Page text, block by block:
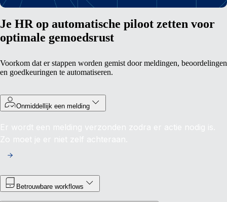
Je HR op automatische piloot zetten voor
optimale gemoedsrust
Voorkom dat er stappen worden gemist door meldingen, beoordelingen
en goedkeuringen te automatiseren.
Onmiddellijk een melding
Er wordt een melding verzonden zodra er actie nodig is.
Zo moet je er niet zelf achteraan.
Betrouwbare workflows